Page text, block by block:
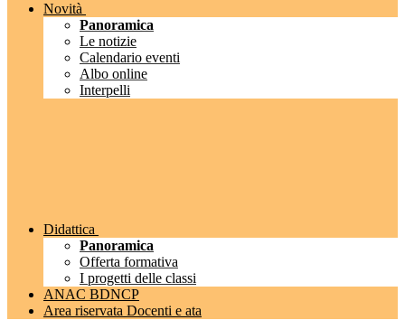
Novità
Panoramica
Le notizie
Calendario eventi
Albo online
Interpelli
Didattica
Panoramica
Offerta formativa
I progetti delle classi
ANAC BDNCP
Area riservata Docenti e ata